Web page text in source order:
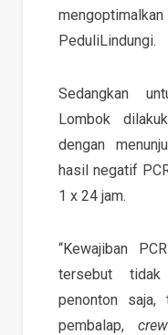
PeduliLindungi.
Sedangkan
Lombok
dengan
hasil negatif
1 x 24 jam.
“Kewajiban
tersebut
penonton saja,
pembalap, crew